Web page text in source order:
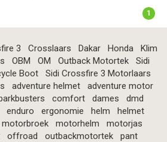
1
3 Crosslaars Dakar Honda
Klim
OBM OM Outback Motortek
Sidi
Boot
Sidi Crossfire 3 Motorlaars
adventure helmet
adventure motor
comfort dames
dmd
enduro ergonomie helm
helmet
motorbroek motorhelm
motorjas
offroad outbackmotortek
pant